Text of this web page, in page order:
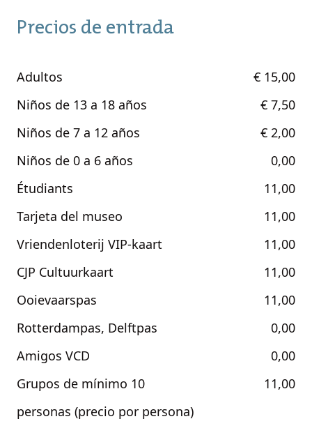
Precios de entrada
Adultos
€ 15,00
Niños de 13 a 18 años
€ 7,50
Niños de 7 a 12 años
€ 2,00
Niños de 0 a 6 años
0,00
Étudiants
11,00
Tarjeta del museo
11,00
Vriendenloterij VIP-kaart
11,00
CJP Cultuurkaart
11,00
Ooievaarspas
11,00
Rotterdampas, Delftpas
0,00
Amigos VCD
0,00
Grupos de mínimo 10
personas (precio por persona)
11,00